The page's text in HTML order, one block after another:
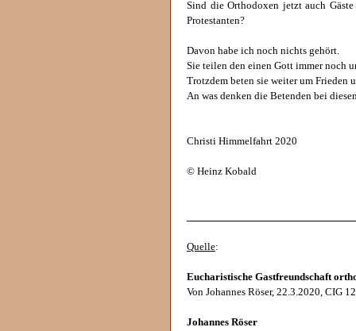
Sind die Orthodoxen jetzt auch
Protestanten?
Davon habe ich noch nichts gehört.
Sie teilen den einen Gott immer noch
Trotzdem beten sie weiter um Frieden
An was denken die Betenden bei
Christi Himmelfahrt 2020
© Heinz Kobald
Quelle:
Eucharistische Gastfreundschaft
Von Johannes Röser, 22.3.2020, CIG
Johannes Röser